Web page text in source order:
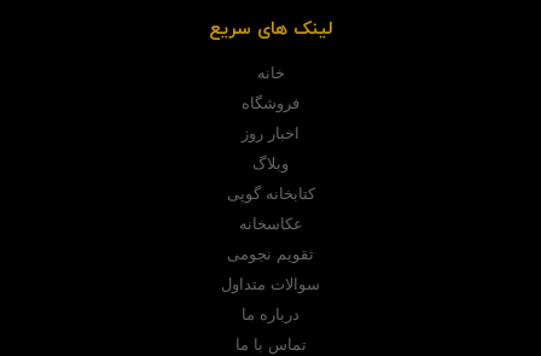
لینک های سریع
خانه
فروشگاه
اخبار روز
وبلاگ
کتابخانه گوپی
عکاسخانه
تقویم نجومی
سوالات متداول
درباره ما
تماس با ما